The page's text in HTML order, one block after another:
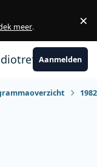
meer. ×
Aanmelden
1982